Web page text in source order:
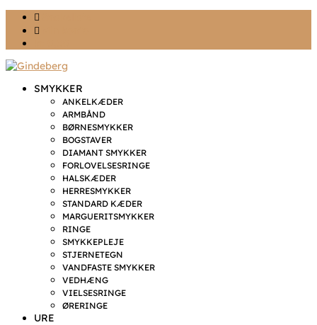
SMYKKER
ANKELKÆDER
ARMBÅND
BØRNESMYKKER
BOGSTAVER
DIAMANT SMYKKER
FORLOVELSESRINGE
HALSKÆDER
HERRESMYKKER
STANDARD KÆDER
MARGUERITSMYKKER
RINGE
SMYKKEPLEJE
STJERNETEGN
VANDFASTE SMYKKER
VEDHÆNG
VIELSESRINGE
ØRERINGE
URE